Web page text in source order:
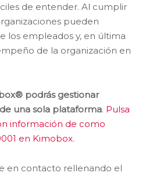
de entender. Al cumplir
pueden
los empleados y, en última
de la organización en
podrás gestionar
una sola plataforma. Pulsa
información de como
en Kimobox.
en contacto rellenando el